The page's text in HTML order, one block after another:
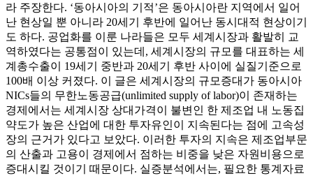
라 주장한다. ‘동아시아의 기적’은 동아시아란 지역에서 일어
난 현상일 뿐 아니라 20세기 후반에 일어난 동시대적 현상이기
도 하다. 공업화를 이룬 나라들은 모두 세계시장과 활발히 교
역하였다는 공통점이 있는데, 세계시장의 규모를 대표하는 세
계총수출이 19세기 중반과 20세기 후반 사이에 실질기준으로
100배 이상 커졌다. 이 글은 세계시장의 규모증대가 동아시아
NICs들의 무한노동공급(unlimited supply of labor)이 존재하는
경제에서는 세계시장 상대가격이 불변인 한 제조업 내 노동집
약도가 높은 산업에 대한 투자유인이 지속된다는 점에 고속성
장의 근거가 있다고 보았다. 이러한 투자의 지속은 제조업부문
의 산출과 고용이 경제에서 점하는 비중을 낮은 자원비용으로
증대시킬 것이기 때문이다. 실증분석에서는, 필요한 통계자료